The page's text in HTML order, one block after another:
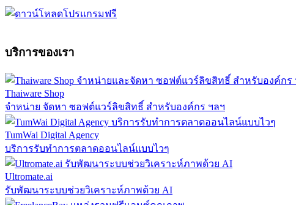
บริการของเรา
Thaiware Shop
จำหน่าย จัดหา ซอฟต์แวร์ลิขสิทธิ์ สำหรับองค์กร ฯลฯ
TumWai Digital Agency
บริการรับทำการตลาดออนไลน์แบบไวๆ
Ultromate.ai
รับพัฒนาระบบช่วยวิเคราะห์ภาพด้วย AI